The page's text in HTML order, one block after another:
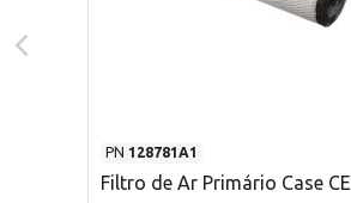
PN 128781A1
Filtro de Ar Primário Case CE